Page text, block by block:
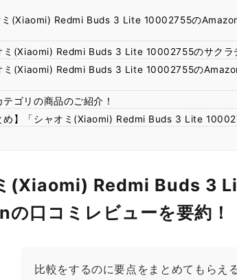
ミ(Xiaomi) Redmi Buds 3 Lite 10002755の
ミ(Xiaomi) Redmi Buds 3 Lite 10002755のサクラ
ミ(Xiaomi) Redmi Buds 3 Lite 10002755の
テゴリの商品のご紹介！
め】「シャオミ(Xiaomi) Redmi Buds 3 Lite
(Xiaomi) Redmi Buds 3
口コミレビューを要約！
比較をするのに要点をまとめてもらえ